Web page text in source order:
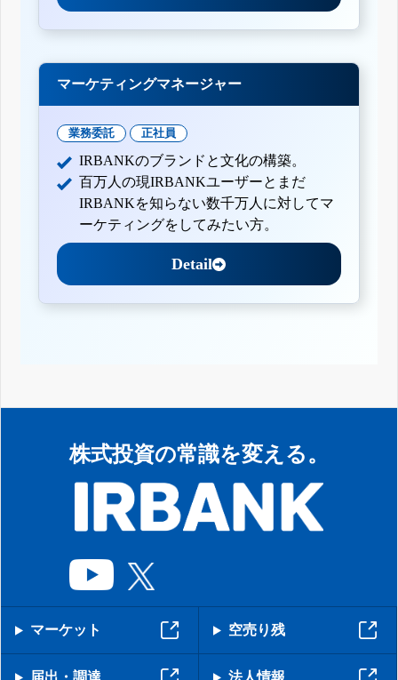
マーケティングマネージャー
業務委託 正社員
IRBANKのブランドと文化の構築。
百万人の現IRBANKユーザーとまだ
IRBANKを知らない数千万人に対してマ
ーケティングをしてみたい方。
Detail
株式投資の常識を変える。
マーケット 空売り残